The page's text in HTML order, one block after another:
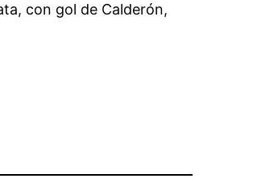
con gol de Calderón,